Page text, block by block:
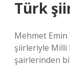
Türk
Mehmet
şiirleriyle Milli
şairlerinden